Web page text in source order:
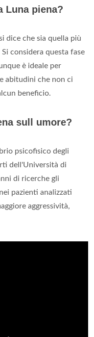
Luna piena?
dice che sia quella più
considera questa fase
è ideale per
abitudini che non ci
beneficio.
sull umore?
psicofisico degli
dell'Università di
di ricerche gli
pazienti analizzati
aggressività,